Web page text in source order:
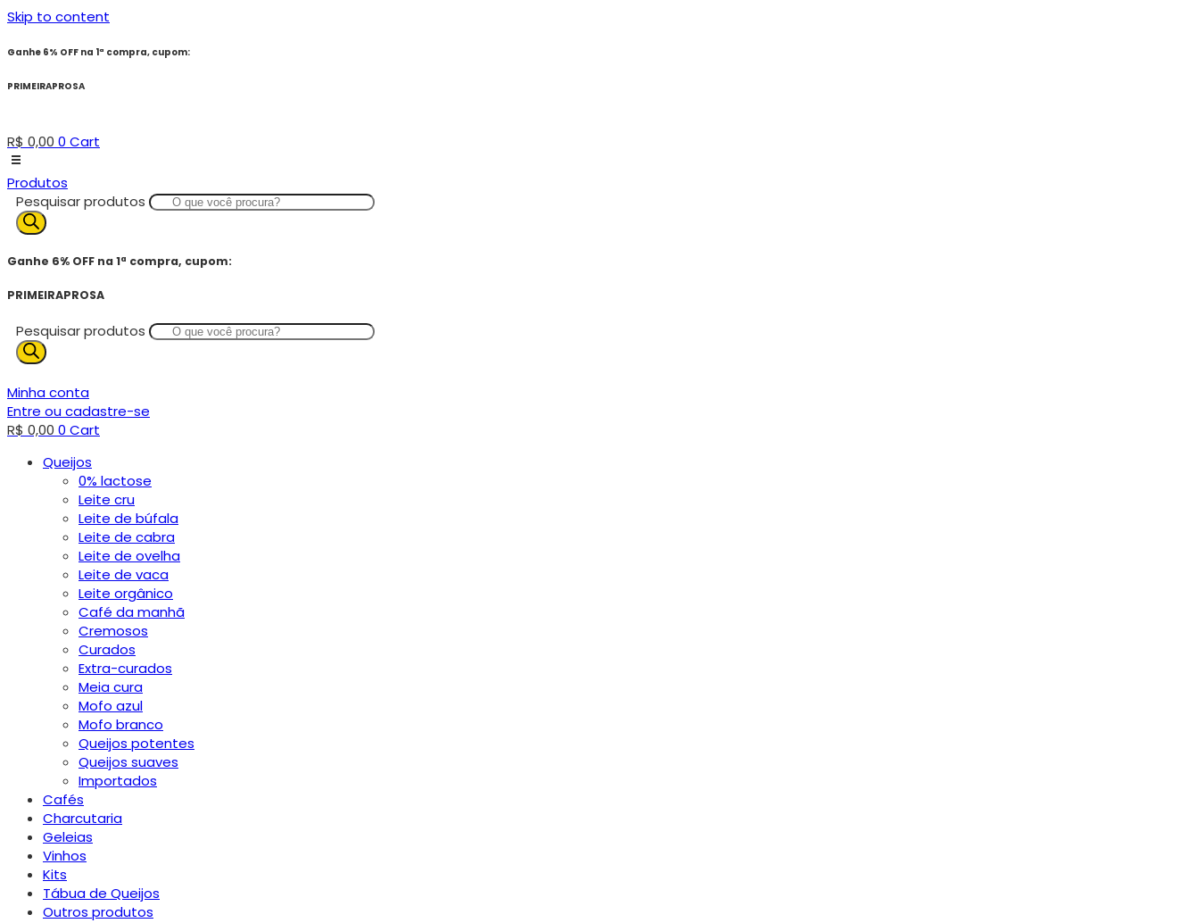
Skip to content
Ganhe 6% OFF na 1ª compra, cupom:
PRIMEIRAPROSA
R$ 0,00 0 Cart
Produtos
Pesquisar produtos
Ganhe 6% OFF na 1ª compra, cupom:
PRIMEIRAPROSA
Pesquisar produtos
Minha conta
Entre ou cadastre-se
R$ 0,00 0 Cart
Queijos
0% lactose
Leite cru
Leite de búfala
Leite de cabra
Leite de ovelha
Leite de vaca
Leite orgânico
Café da manhã
Cremosos
Curados
Extra-curados
Meia cura
Mofo azul
Mofo branco
Queijos potentes
Queijos suaves
Importados
Cafés
Charcutaria
Geleias
Vinhos
Kits
Tábua de Queijos
Outros produtos